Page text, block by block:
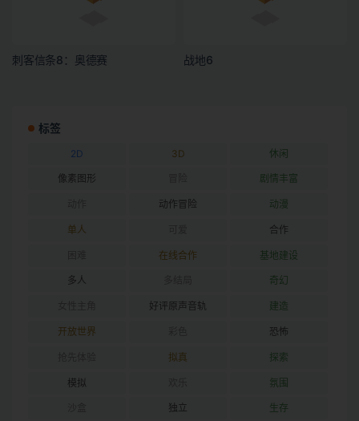
刺客信条8：奥德赛 战地6
标签
2D 3D 休闲
像素图形 剧情丰富
动作冒险 动漫
单人 合作
在线合作 基地建设
多人 奇幻
好评原声音轨 建造
开放世界 恐怖
拟真 探索
模拟 氛围
独立 生存